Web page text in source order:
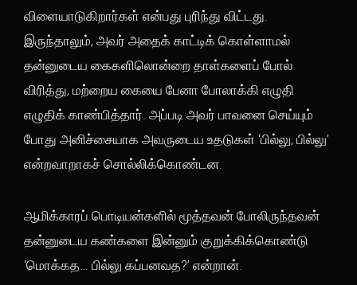
விளையாடுகிறார்கள் என்பது புரிந்து விட்டது.
இருந்தாலும், அவர் அதைக் காட்டிக் கொள்ளாமல்
தன்னுடைய கைகளிலொன்றை தாள்களைப் போல்
விரித்து, மற்றைய கையை பேனா போலாக்கி எழுதி
எழுதிக் காண்பித்தார். அப்படி அவர் பாவனை செய்யும்
போது அனிச்சையாக அவருடைய உதடுகள் ‘பில்லு, பில்லு’
என்றவாறாகச் சொல்லிக்கொண்டன.
ஆமிக்காரப் பொடியன்களில் மூத்தவன் போலிருந்தவன்
தன்னுடைய கண்களை இன்னும் குறுக்கிக்கொண்டு
‘மொக்கத… பில்லு கப்பனவத?’ என்றான்.